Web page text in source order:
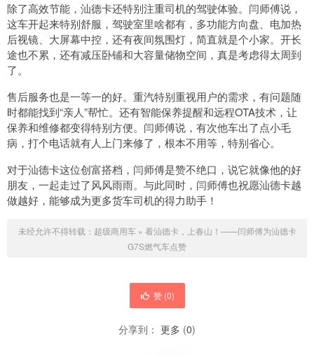
除了高效节能，汕德卡还特别注重司机的驾驶体验。闫师傅说，
这车开起来特别舒服，驾驶室里啥都有，多功能方向盘、电加热
后视镜、大屏幕中控，还有夜间氛围灯，简直就是个小家。开长
途也不累，还有减压卧铺和大容量储物空间，真是考虑得太周到
了。
售后服务也是一等一的好。重汽特别重视用户的需求，有问题随
时都能找到“亲人”帮忙。还有智能保养提醒和远程OTA技术，让
保养和维修都变得特别方便。闫师傅说，有次他车出了点小毛
病，打个电话就有人上门来修了，根本不用等，特别省心。
对于汕德卡这位创富搭档，闫师傅是赞不绝口，说它就像他的好
朋友，一起走过了风风雨雨。与此同时，闫师傅也祝愿汕德卡越
做越好，能够成为更多货车司机的得力助手！
未经允许不得转载： 超级商用车» 看汕德卡，上春山！——闫师傅为汕德卡
G7S燃气车点赞
赞 (0)
分享到： 更多 (0)